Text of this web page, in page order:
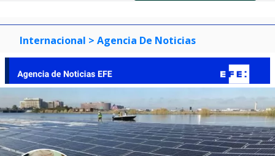
Internacional > Agencia De Noticias